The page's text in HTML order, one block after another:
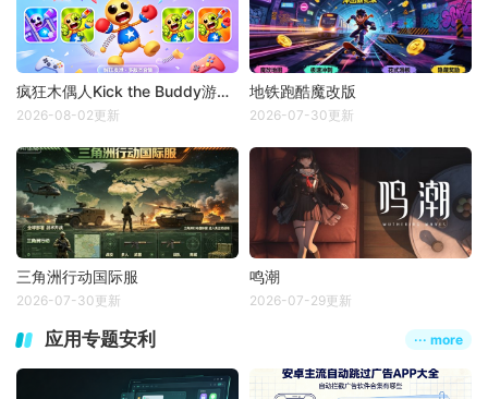
疯狂木偶人Kick the Buddy游戏大全
2026-08-02更新
地铁跑酷魔改版
2026-07-30更新
三角洲行动国际服
2026-07-30更新
鸣潮
2026-07-29更新
应用专题安利 ··· more